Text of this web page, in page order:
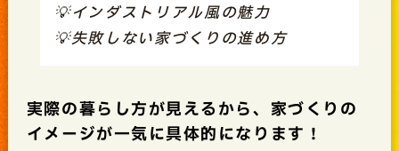
💡インダストリアル風の魅力
💡失敗しない家づくりの進め方
実際の暮らし方が見えるから、家づくりの
イメージが一気に具体的になります！